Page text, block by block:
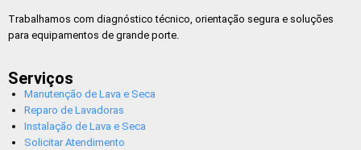
Trabalhamos com diagnóstico técnico, orientação segura e soluções
para equipamentos de grande porte.
Serviços
Manutenção de Lava e Seca
Reparo de Lavadoras
Instalação de Lava e Seca
Solicitar Atendimento